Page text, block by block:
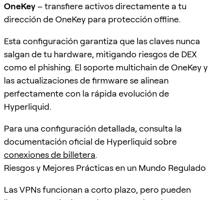
OneKey– transfiere activos directamente a tu
dirección de OneKey para protección offline.
Esta configuración garantiza que las claves nunca
salgan de tu hardware, mitigando riesgos de DEX
como el phishing. El soporte multichain de OneKey y
las actualizaciones de firmware se alinean
perfectamente con la rápida evolución de
Hyperliquid.
Para una configuración detallada, consulta la
documentación oficial de Hyperliquid sobre
conexiones de billetera.
Riesgos y Mejores Prácticas en un Mundo Regulado
Las VPNs funcionan a corto plazo, pero pueden